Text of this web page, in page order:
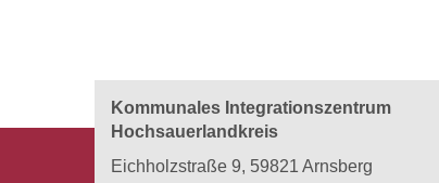
Kommunales Integrationszentrum
Hochsauerlandkreis
Eichholzstraße 9, 59821 Arnsberg